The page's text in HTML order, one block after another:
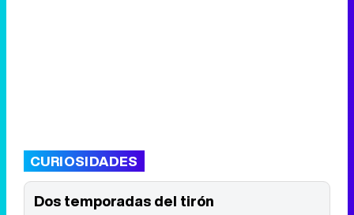
CURIOSIDADES
Dos temporadas del tirón